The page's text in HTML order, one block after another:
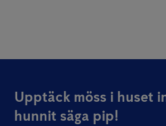
Upptäck möss i huset
hunnit säga pip!